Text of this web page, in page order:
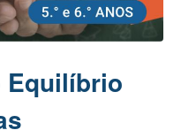
Equilíbrio